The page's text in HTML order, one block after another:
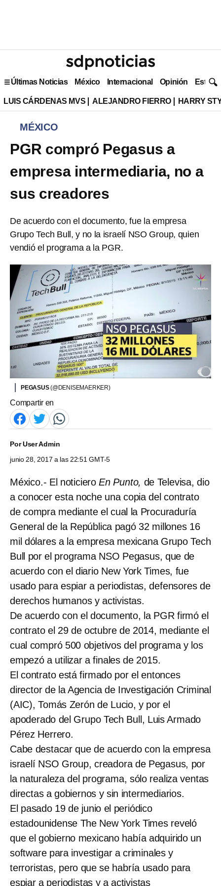
Últimas Noticias México Internacional Opinión Estilo
LUIS CÁRDENAS MVS ALEJANDRO FIERRO HARRY
MÉXICO
PGR compró Pegasus a
empresa intermediaria, no a
sus creadores
De acuerdo con el documento, fue la empresa
Grupo Tech Bull, y no la israelí NSO Group, quien
vendió el programa a la PGR.
PEGASUS(@DENISEMAERKER)
Compartir en
PorUser Admin
junio 28, 2017 a las 22:51 GMT-5
México.- El noticieroEn Punto, de Televisa, dio
a conocer esta noche una copia del contrato
de compra mediante el cual la Procuraduría
General de la República pagó 32 millones 16
mil dólares a la empresa mexicana Grupo Tech
Bull por el programa NSO Pegasus, que de
acuerdo con el diario New York Times, fue
usado para espiar a periodistas, defensores de
derechos humanos y activistas.
De acuerdo con el documento, la PGR firmó el
contrato el 29 de octubre de 2014, mediante el
cual compró 500 objetivos del programa y los
empezó a utilizar a finales de 2015.
El contrato está firmado por el entonces
director de la Agencia de Investigación Criminal
(AIC), Tomás Zerón de Lucio, y por el
apoderado del Grupo Tech Bull, Luis Armado
Pérez Herrero.
Cabe destacar que de acuerdo con la empresa
israelí NSO Group, creadora de Pegasus, por
la naturaleza del programa, sólo realiza ventas
directas a gobiernos y sin intermediarios.
El pasado 19 de junio el periódico
estadounidense The New York Times reveló
que el gobierno mexicano había adquirido un
software para investigar a criminales y
terroristas, pero que se habría usado para
espiar a periodistas y a activistas